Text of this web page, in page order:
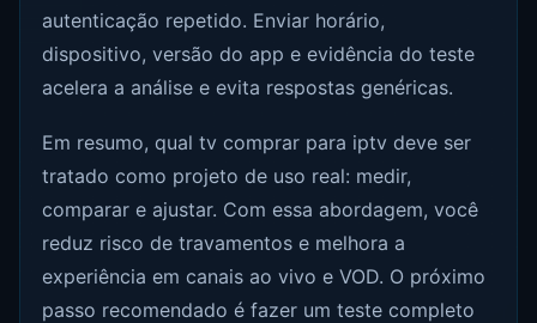
autenticação repetido. Enviar horário,
dispositivo, versão do app e evidência do teste
acelera a análise e evita respostas genéricas.
Em resumo, qual tv comprar para iptv deve ser
tratado como projeto de uso real: medir,
comparar e ajustar. Com essa abordagem, você
reduz risco de travamentos e melhora a
experiência em canais ao vivo e VOD. O próximo
passo recomendado é fazer um teste completo